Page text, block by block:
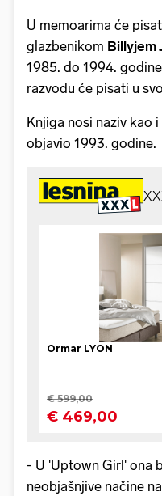
U memoarima će
glazbenikom Billyjem
1985. do 1994.
razvodu će pisati u
Knjiga nosi naziv kao
objavio 1993. godine.
- U 'Uptown Girl' ona
neobjašnjive načine